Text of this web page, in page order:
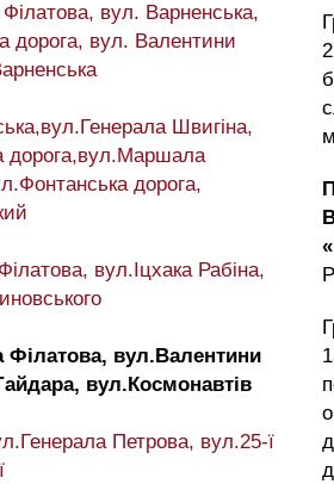
вул. Варненська,
дорога, вул. Валентини
Швигіна,
дорога,вул.Маршала
дорога,
вул.Іцхака Рабіна,
Філатова, вул.Валентини
вул.Космонавтів
Петрова, вул.25-ї